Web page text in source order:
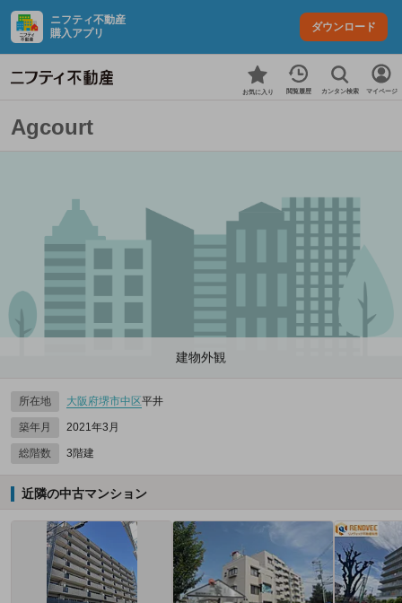
ニフティ不動産
購入アプリ
ダウンロード
お気に入り 閲覧履歴 カンタン検索 マイページ
Agcourt
建物外観
所在地 大阪府堺市中区平井
築年月 2021年3月
総階数 3階建
近隣の中古マンション